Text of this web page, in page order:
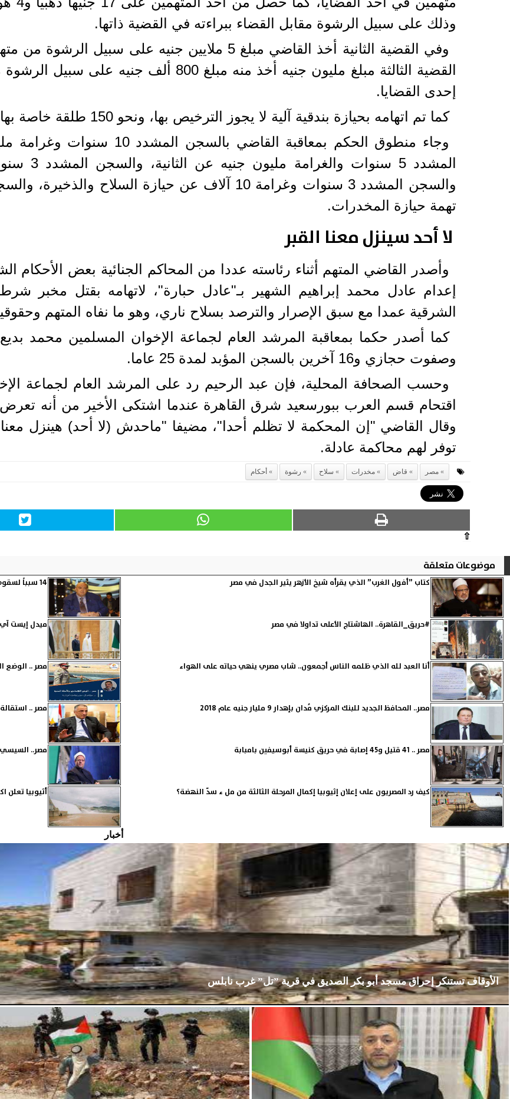
وذلك على سبيل الرشوة مقابل القضاء ببراءته في القضية ذاتها.
وفي القضية الثانية أخذ القاضي مبلغ 5 ملايين جنيه
القضية الثالثة مبلغ مليون جنيه أخذ منه مبلغ
إحدى القضايا.
كما تم اتهامه بحيازة بندقية آلية لا يجوز الترخيص بها، ونحو 150 طلقة خاصة بها، وحيازة مخدرين "الحشيش والأفيون".
وجاء منطوق الحكم بمعاقبة
تهمة حيازة المخدرات.
لا أحد سينزل معنا القبر
وأصدر القاضي المتهم أثناء رئاسته عددا من المحاكم الجنائية بعض
إعدام عادل محمد إبراهيم الشهير بـ"عادل حبارة"، لاتهامه بقتل مخبر
الشرقية عمدا مع سبق الإصرار والترصد بسلاح ناري، وهو ما نفاه المتهم
كما أصدر حكما بمعاقبة المرشد العام لجماعة الإخوان المسلمين محمد
وصفوت حجازي و16 آخرين بالسجن المؤبد لمدة 25 عاما.
وحسب الصحافة المحلية، فإن عبد الرحيم رد على المرشد العام لجماعة
اقتحام قسم العرب ببورسعيد شرق القاهرة عندما اشتكى الأخير من أنه تعرض
وقال القاضي "إن المحكمة لا تظلم أحدا"، مضيفا "ماحدش (لا أحد) هينزل
توفر لهم محاكمة عادلة.
مصر قاض مخدرات سلاح رشوة أحكام
⇧
موضوعات متعلقة
كتاب ”أفول الغرب” الذي يقرأه شيخ الأزهر يثير الجدل في مصر 14 سبباً لسقوط الحكّام والأنظمة!
#حريق_القاهرة.. الهاشتاج الأعلى تداولا في مصر ميدل إيست آي:
أنا العبد لله الذي ظلمه الناس أجمعون.. شاب مصري ينهي حياته على الهواء مصر .. الوضع
مصر.. المحافظ الجديد للبنك المركزي مُدان بإهدار 9 مليار جنيه عام 2018 مصر ..
مصر .. 41 قتيل و45 إصابة في حريق كنيسة أبوسيفين بامبابة مصر.. السيسي
كيف رد المصريون على إعلان إثيوبيا إكمال المرحلة الثالثة من مل ء سدّ النهضة؟ أثيوبيا تعلن
أخبار
الأوقاف تستنكر إحراق مسجد أبو بكر الصديق في قرية ”تل” غرب نابلس
الإثنين، 23 فبراير 2026 02:15 مـ